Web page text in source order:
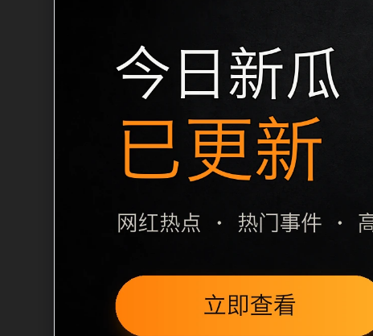
最新网红吃瓜事件合集实时热榜移动端专题
展开。页面先给出清晰主题，再把相关入
口、稳定标题、明确描述和本地主题图，
成更自然的内链关系。图片说明统一绑定
栏目内容归集
之间识别一致主题。后续每日采集时，建
相近页面，应通过不同角度补充事件背景
sitemap 入口，保证重要页面点击深度尽
读、移动端打开时图片和摘要是否一致。